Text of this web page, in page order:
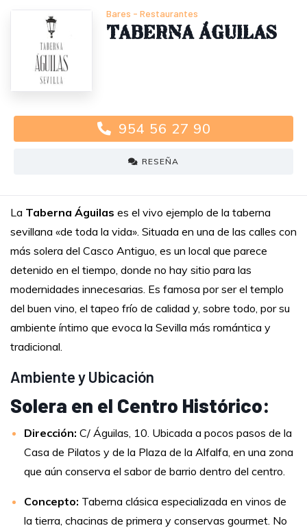
Bares - Restaurantes
Taberna Águilas
954 56 27 90
RESEÑA
La Taberna Águilas es el vivo ejemplo de la taberna
sevillana «de toda la vida». Situada en una de las calles con
más solera del Casco Antiguo, es un local que parece
detenido en el tiempo, donde no hay sitio para las
modernidades innecesarias. Es famosa por ser el templo
del buen vino, el tapeo frío de calidad y, sobre todo, por su
ambiente íntimo que evoca la Sevilla más romántica y
tradicional.
Ambiente y Ubicación
Solera en el Centro Histórico:
Dirección: C/ Águilas, 10. Ubicada a pocos pasos de la
Casa de Pilatos y de la Plaza de la Alfalfa, en una zona
que aún conserva el sabor de barrio dentro del centro.
Concepto: Taberna clásica especializada en vinos de
la tierra, chacinas de primera y conservas gourmet. No